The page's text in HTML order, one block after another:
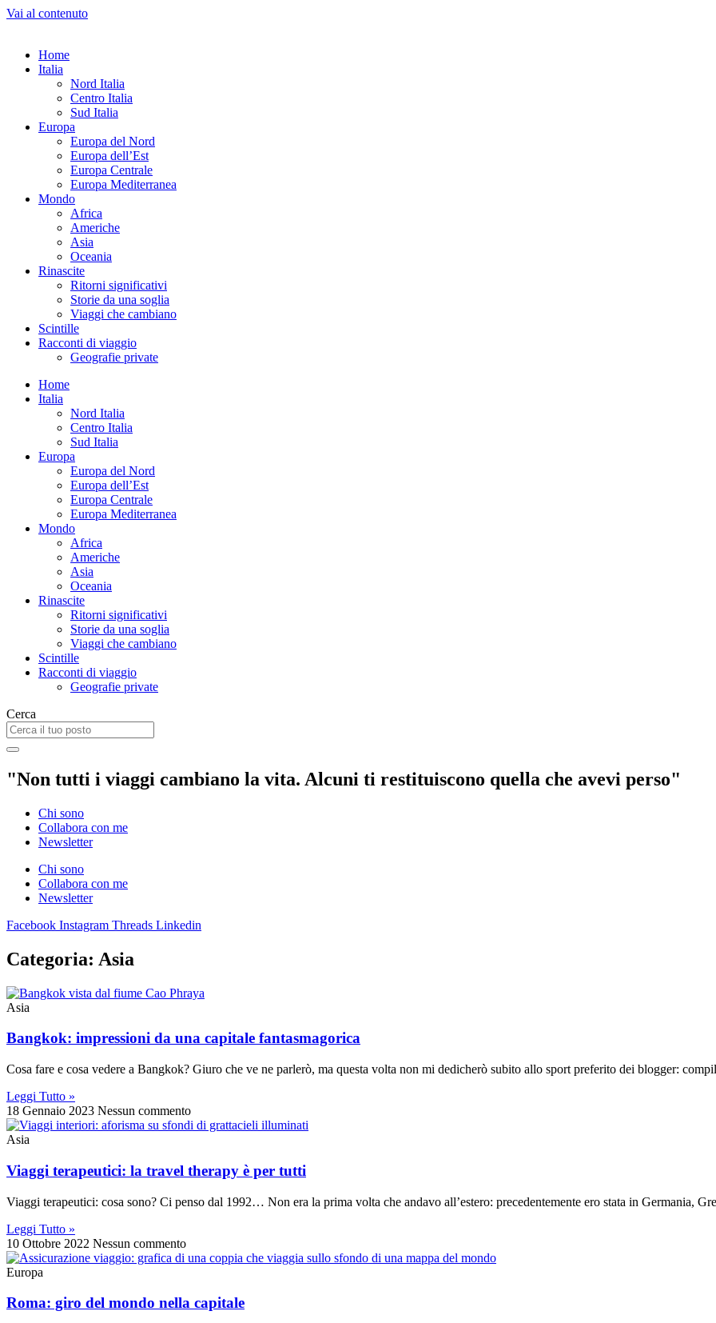
Vai al contenuto
Home
Italia
Nord Italia
Centro Italia
Sud Italia
Europa
Europa del Nord
Europa dell’Est
Europa Centrale
Europa Mediterranea
Mondo
Africa
Americhe
Asia
Oceania
Rinascite
Ritorni significativi
Storie da una soglia
Viaggi che cambiano
Scintille
Racconti di viaggio
Geografie private
Home
Italia
Nord Italia
Centro Italia
Sud Italia
Europa
Europa del Nord
Europa dell’Est
Europa Centrale
Europa Mediterranea
Mondo
Africa
Americhe
Asia
Oceania
Rinascite
Ritorni significativi
Storie da una soglia
Viaggi che cambiano
Scintille
Racconti di viaggio
Geografie private
Cerca
"Non tutti i viaggi cambiano la vita. Alcuni ti restituiscono quella che avevi perso"
Chi sono
Collabora con me
Newsletter
Chi sono
Collabora con me
Newsletter
Facebook Instagram Threads Linkedin
Categoria: Asia
Asia
Bangkok: impressioni da una capitale fantasmagorica
Cosa fare e cosa vedere a Bangkok? Giuro che ve ne parlerò, ma questa volta non mi dedicherò subito allo sport preferito dei blogger:
Leggi Tutto »
18 Gennaio 2023 Nessun commento
Asia
Viaggi terapeutici: la travel therapy è per tutti
Viaggi terapeutici: cosa sono? Ci penso dal 1992… Non era la prima volta che andavo all’estero: precedentemente ero stata in Germania,
Leggi Tutto »
10 Ottobre 2022 Nessun commento
Europa
Roma: giro del mondo nella capitale